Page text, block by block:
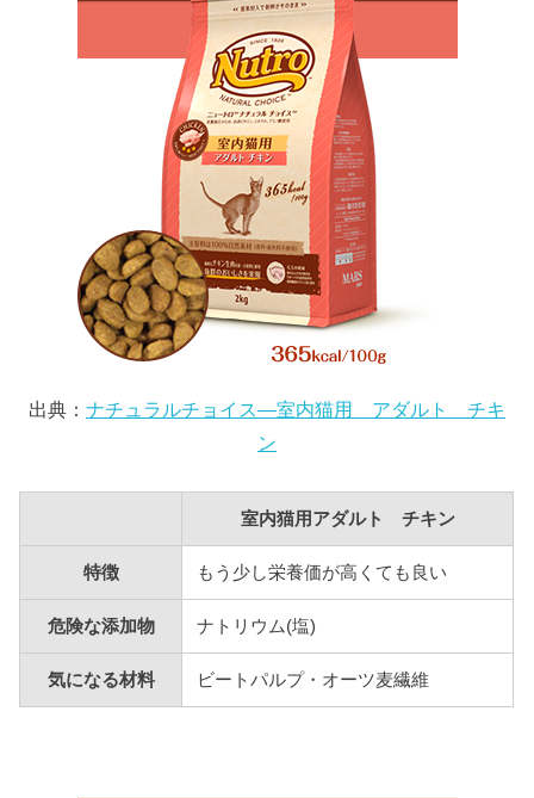
出典： ナチュラルチョイス―室内猫用 アダルト チキ
ン
室内猫用アダルト チキン
特徴 もう少し栄養価が高くても良い
危険な添加物 ナトリウム(塩)
気になる材料 ビートパルプ・オーツ麦繊維